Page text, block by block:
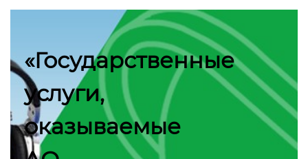
«Государственные
услуги,
оказываемые